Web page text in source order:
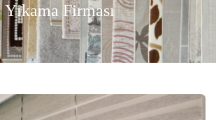
Yıkama Firması